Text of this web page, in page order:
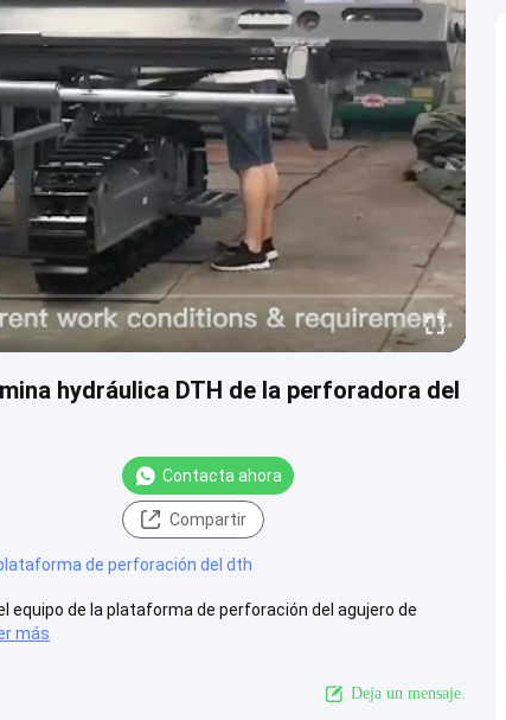
hydráulica DTH de la perforadora del
Contacta ahora
Compartir
de perforación del dth
de la plataforma de perforación del agujero de
más
Deja un mensaje.